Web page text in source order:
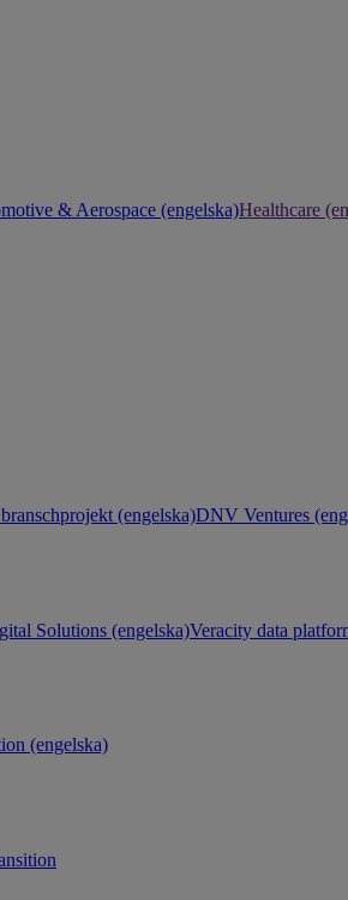
& Aerospace (engelska)Healthcare
(engelska)DNV Ventures
Solutions (engelska)Veracity data
(engelska)